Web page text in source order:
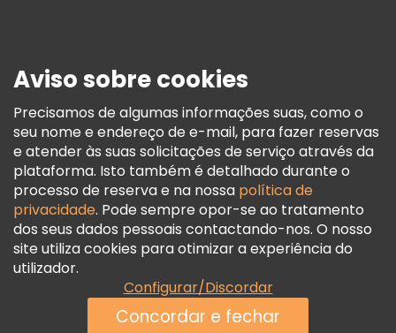
Termos E Informações Legais
Política De Cookies
Freetour Prémios
Programa De Fidelidade
Aviso sobre cookies
Precisamos de algumas informações suas, como o
seu nome e endereço de e-mail, para fazer reservas
e atender às suas solicitações de serviço através da
plataforma. Isto também é detalhado durante o
processo de reserva e na nossa política de
privacidade. Pode sempre opor-se ao tratamento
dos seus dados pessoais contactando-nos. O nosso
site utiliza cookies para otimizar a experiência do
utilizador.
Configurar/Discordar
Concordar e fechar